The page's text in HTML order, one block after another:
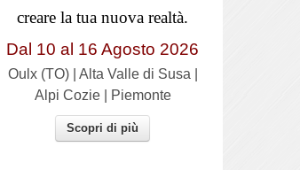
creare la tua nuova realtà.
Dal 10 al 16 Agosto 2026
Oulx (TO) | Alta Valle di Susa |
Alpi Cozie | Piemonte
Scopri di più